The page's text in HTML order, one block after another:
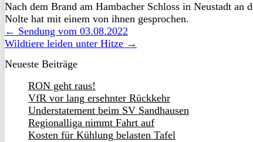
Nach dem Brand am Hambacher Schloss in Neustadt
Nolte hat mit einem von ihnen gesprochen.
← Sendung vom 03.08.2022
Wildtiere leiden unter Hitze →
Neueste Beiträge
RON geht raus!
VfR vor lang ersehnter Rückkehr
Understatement beim SV Sandhausen
Regionalliga nimmt Fahrt auf
Kosten für Kühlung belasten Tafel